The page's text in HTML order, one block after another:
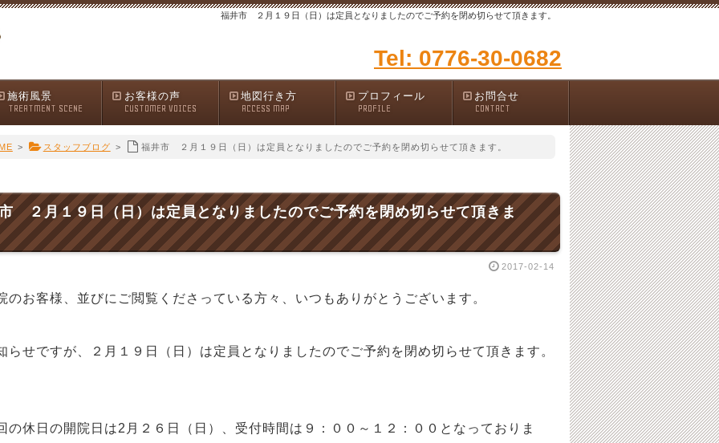
福井市 ２月１９日（日）は定員となりましたのでご予約を閉め切らせて頂きます。
Tel: 0776-30-0682
施術風景
TREATMENT SCENE
お客様の声
CUSTOMER VOICES
地図行き方
ACCESS MAP
プロフィール
PROFILE
お問合せ
CONTACT
> スタッフブログ > 福井市 ２月１９日（日）は定員となりましたのでご予約を閉め切らせて頂きます。
２月１９日（日）は定員となりましたのでご予約を閉め切らせて頂きま
2017-02-14
のお客様、並びにご閲覧くださっている方々、いつもありがとうございます。
せですが、２月１９日（日）は定員となりましたのでご予約を閉め切らせて頂きます。
休日の開院日は2月２６日（日）、受付時間は９：００～１２：００となっておりま